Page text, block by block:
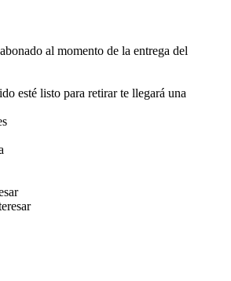
al momento de la entrega del
esté listo para retirar te llegará una